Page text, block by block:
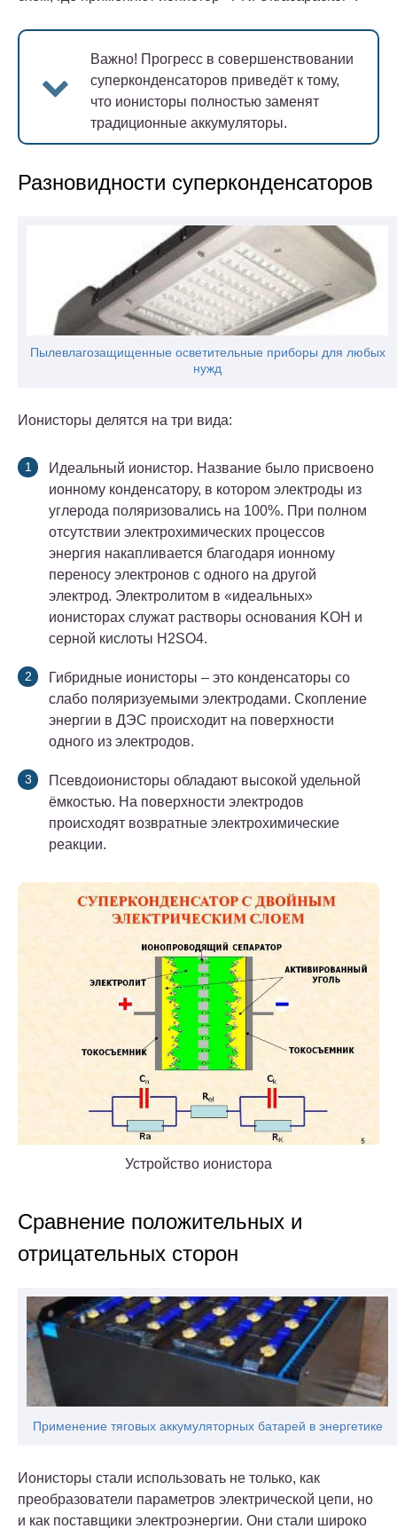
Важно! Прогресс в совершенствовании
суперконденсаторов приведёт к тому,
что ионисторы полностью заменят
традиционные аккумуляторы.
Разновидности суперконденсаторов
Пылевлагозащищенные осветительные приборы для любых
нужд
Ионисторы делятся на три вида:
Идеальный ионистор. Название было присвоено
ионному конденсатору, в котором электроды из
углерода поляризовались на 100%. При полном
отсутствии электрохимических процессов
энергия накапливается благодаря ионному
переносу электронов с одного на другой
электрод. Электролитом в «идеальных»
ионисторах служат растворы основания KOH и
серной кислоты H2SO4.
Гибридные ионисторы – это конденсаторы со
слабо поляризуемыми электродами. Скопление
энергии в ДЭС происходит на поверхности
одного из электродов.
Псевдоионисторы обладают высокой удельной
ёмкостью. На поверхности электродов
происходят возвратные электрохимические
реакции.
Устройство ионистора
Сравнение положительных и
отрицательных сторон
Применение тяговых аккумуляторных батарей в энергетике
Ионисторы стали использовать не только, как
преобразователи параметров электрической цепи, но
и как поставщики электроэнергии. Они стали широко